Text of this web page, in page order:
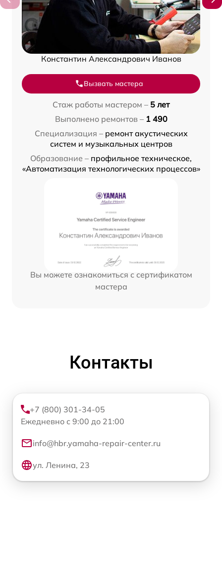
Константин Александрович Иванов
Вызвать мастера
Стаж работы мастером – 5 лет
Выполнено ремонтов – 1 490
Специализация – ремонт акустических
систем и музыкальных центров
Образование – профильное техническое,
«Автоматизация технологических процессов»
Вы можете ознакомиться с сертификатом
мастера
Контакты
+7 (800) 301-34-05
Ежедневно с 9:00 до 21:00
info@hbr.yamaha-repair-center.ru
ул. Ленина, 23